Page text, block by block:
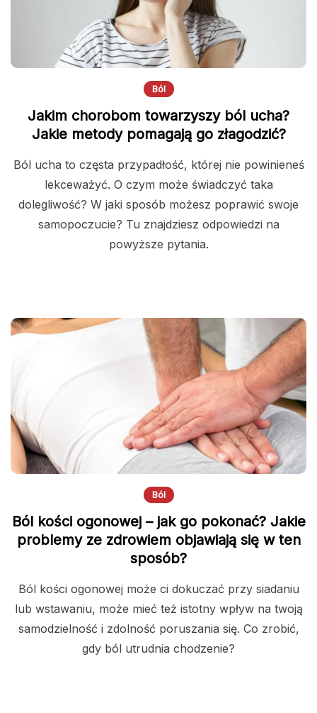
Ból
Jakim chorobom towarzyszy ból ucha?
Jakie metody pomagają go złagodzić?
Ból ucha to częsta przypadłość, której nie powinieneś
lekceważyć. O czym może świadczyć taka
dolegliwość? W jaki sposób możesz poprawić swoje
samopoczucie? Tu znajdziesz odpowiedzi na
powyższe pytania.
Ból
Ból kości ogonowej – jak go pokonać? Jakie
problemy ze zdrowiem objawiają się w ten
sposób?
Ból kości ogonowej może ci dokuczać przy siadaniu
lub wstawaniu, może mieć też istotny wpływ na twoją
samodzielność i zdolność poruszania się. Co zrobić,
gdy ból utrudnia chodzenie?